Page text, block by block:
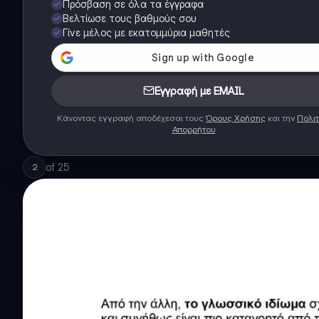
Πρόσβαση σε όλα τα έγγραφα
Βελτίωσε τους βαθμούς σου
Γίνε μέλος με εκατομμύρια μαθητές
Εγγραφή με EMAIL
Κάνοντας εγγραφή αποδέχεσαι τους Όρους Χρήσης και την
Απορρήτου
2 of 25